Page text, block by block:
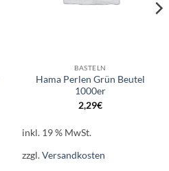
BASTELN
Hama Perlen Grün Beutel
1000er
2,29€
inkl. 19 % MwSt.
zzgl.Versandkosten